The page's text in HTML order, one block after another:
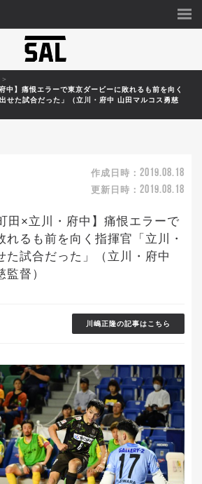
中】痛恨エラーで東京ダービーに敗れるも前を向く
せた試合だった」（立川・府中 山田マルコス勇慈
作成日時： 2019.08.18
更新日時： 2019.08.18
田×立川・府中】痛恨エラーで
れるも前を向く指揮官「立川・
た試合だった」（立川・府中
督）
川嶋正隆の記事はこちら